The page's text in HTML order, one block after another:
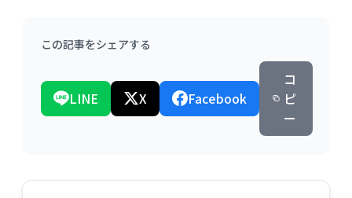
この記事をシェアする
LINE X Facebook
コ
ピ
ー